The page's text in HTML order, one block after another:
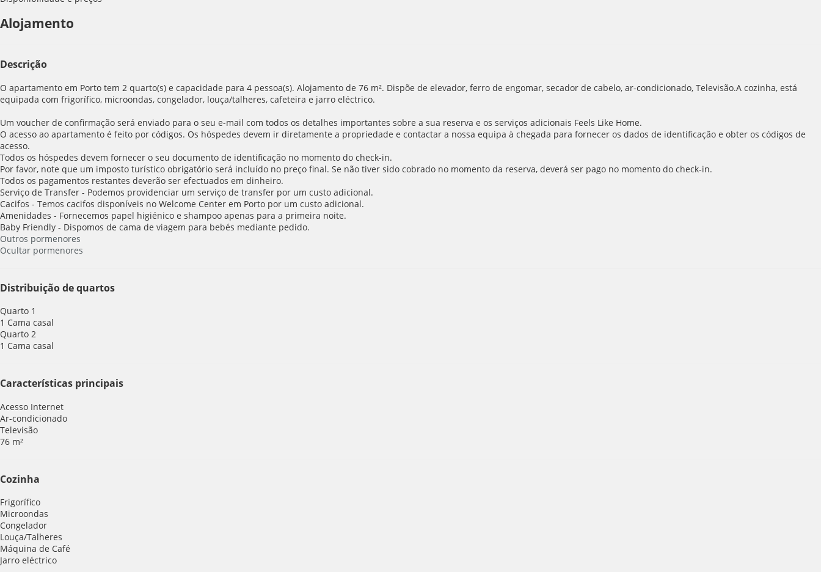
Alojamento
Descrição
O apartamento em Porto tem 2 quarto(s) e capacidade para 4 pessoa(s). Alojamento de 76 m². Dispõe de elevador, ferro de engomar, secador de cabelo, ar-condicionado, Televisão.A cozinha, está
equipada com frigorífico, microondas, congelador, louça/talheres, cafeteira e jarro eléctrico.
Um voucher de confirmação será enviado para o seu e-mail com todos os detalhes importantes sobre a sua reserva e os serviços adicionais Feels Like Home.
O acesso ao apartamento é feito por códigos. Os hóspedes devem ir diretamente a propriedade e contactar a nossa equipa à chegada para fornecer os dados de identificação e obter os códigos de
acesso.
Todos os hóspedes devem fornecer o seu documento de identificação no momento do check-in.
Por favor, note que um imposto turístico obrigatório será incluído no preço final. Se não tiver sido cobrado no momento da reserva, deverá ser pago no momento do check-in.
Todos os pagamentos restantes deverão ser efectuados em dinheiro.
Serviço de Transfer - Podemos providenciar um serviço de transfer por um custo adicional.
Cacifos - Temos cacifos disponíveis no Welcome Center em Porto por um custo adicional.
Amenidades - Fornecemos papel higiénico e shampoo apenas para a primeira noite.
Baby Friendly - Dispomos de cama de viagem para bebés mediante pedido.
Outros pormenores
Ocultar pormenores
Distribuição de quartos
Quarto 1
1 Cama casal
Quarto 2
1 Cama casal
Características principais
Acesso Internet
Ar-condicionado
Televisão
76 m²
Cozinha
Frigorífico
Microondas
Congelador
Louça/Talheres
Máquina de Café
Jarro eléctrico